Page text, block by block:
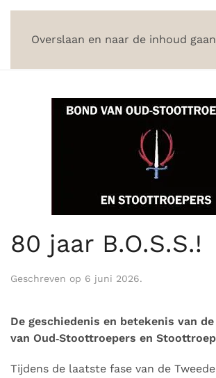
Overslaan en naar de inhoud gaan
80 jaar B.O.S.S.!
Geschreven op 6 juni 2026.
De geschiedenis en betekenis van
van Oud‑Stoottroepers en
Tijdens de laatste fase van de